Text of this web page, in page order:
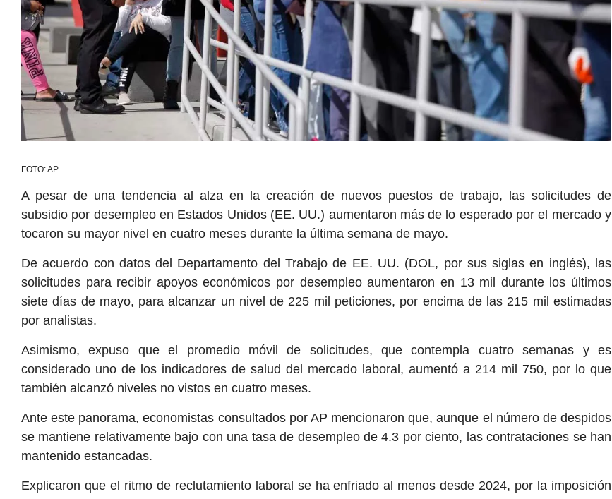
FOTO: AP
A pesar de una tendencia al alza en la creación de nuevos puestos de trabajo, las solicitudes de
subsidio por desempleo en Estados Unidos (EE. UU.) aumentaron más de lo esperado por el mercado y
tocaron su mayor nivel en cuatro meses durante la última semana de mayo.
De acuerdo con datos del Departamento del Trabajo de EE. UU. (DOL, por sus siglas en inglés), las
solicitudes para recibir apoyos económicos por desempleo aumentaron en 13 mil durante los últimos
siete días de mayo, para alcanzar un nivel de 225 mil peticiones, por encima de las 215 mil estimadas
por analistas.
Asimismo, expuso que el promedio móvil de solicitudes, que contempla cuatro semanas y es
considerado uno de los indicadores de salud del mercado laboral, aumentó a 214 mil 750, por lo que
también alcanzó niveles no vistos en cuatro meses.
Ante este panorama, economistas consultados por AP mencionaron que, aunque el número de despidos
se mantiene relativamente bajo con una tasa de desempleo de 4.3 por ciento, las contrataciones se han
mantenido estancadas.
Explicaron que el ritmo de reclutamiento laboral se ha enfriado al menos desde 2024, por la imposición